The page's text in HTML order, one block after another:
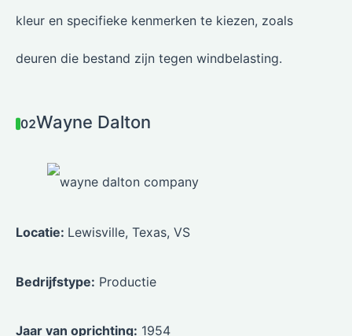
kleur en specifieke kenmerken te kiezen, zoals
deuren die bestand zijn tegen windbelasting.
02Wayne Dalton
Locatie: Lewisville, Texas, VS
Bedrijfstype: Productie
Jaar van oprichting: 1954